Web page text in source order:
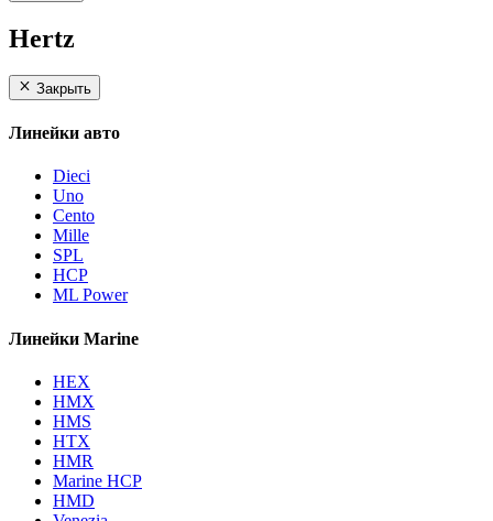
Hertz
Закрыть
Линейки авто
Dieci
Uno
Cento
Mille
SPL
HCP
ML Power
Линейки Marine
HEX
HMX
HMS
HTX
HMR
Marine HCP
HMD